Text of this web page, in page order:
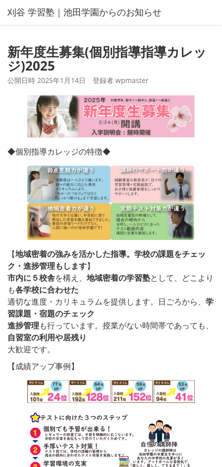
刈谷 学習塾｜池田学園からのお知らせ
新年度生募集(個別指導指導カレッ
ジ)2025
公開日時 2025年1月14日 登録者 wpmaster
◆個別指導カレッジの特徴◆
【地域密着の強みを活かした指導。学校の課題をチェッ
ク・進捗管理もします】
市内に５校舎を構え、 地域密着の学習塾として、どこより
も各学校に合わせた
適切な進度・カリキュラムを提供します。日ごろから、 学
習課題・宿題のチェック
進捗管理も行っています。授業がない時間帯であっても、
自習室の利用や居残り
大歓迎です。
【成績アップ事例】